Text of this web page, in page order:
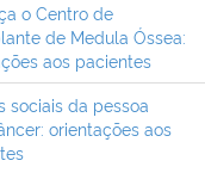
o Centro de
de Medula Óssea:
aos pacientes
sociais da pessoa
orientações aos